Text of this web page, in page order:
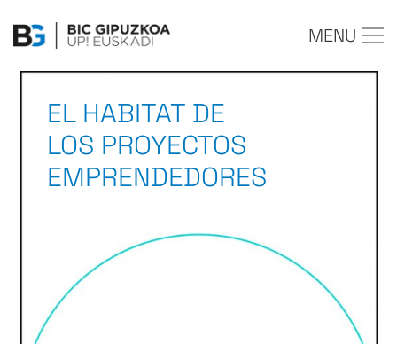
MENU
EL HABITAT DE
LOS PROYECTOS
EMPRENDEDORES